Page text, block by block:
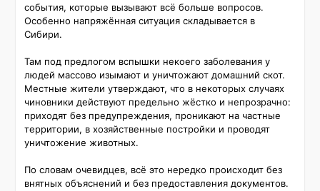
события, которые вызывают всё больше вопросов.
Особенно напряжённая ситуация складывается в
Сибири.
Там под предлогом вспышки некоего заболевания у
людей массово изымают и уничтожают домашний скот.
Местные жители утверждают, что в некоторых случаях
чиновники действуют предельно жёстко и непрозрачно:
приходят без предупреждения, проникают на частные
территории, в хозяйственные постройки и проводят
уничтожение животных.
По словам очевидцев, всё это нередко происходит без
внятных объяснений и без предоставления документов.